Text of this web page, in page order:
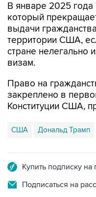
В январе 2025 года
который
выдачи
территории США,
стране нелегально
визам.
Право на
закреплено в
Конституции США,
США Дональд Трамп
Купить подписку
Подписаться на